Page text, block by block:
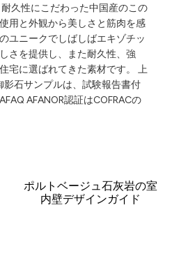
久性にこだわった中国産のこの
用と外観から美しさと筋肉を感
ユニークでしばしばエキゾチッ
さを提供し、また耐久性、強
宅に選ばれてきた素材です。 上
影石サンプルは、試験報告書付
AFANOR認証はCOFRACの
ポルトベージュ石灰岩の室
内壁デザインガイド